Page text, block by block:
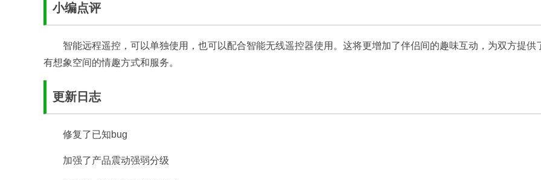
小编点评
智能远程遥控，可以单独使用，也可以配合智能无线遥控器使用。这将更增加了伴侣间的趣味互动，为双方提供
有想象空间的情趣方式和服务。
更新日志
修复了已知bug
加强了产品震动强弱分级